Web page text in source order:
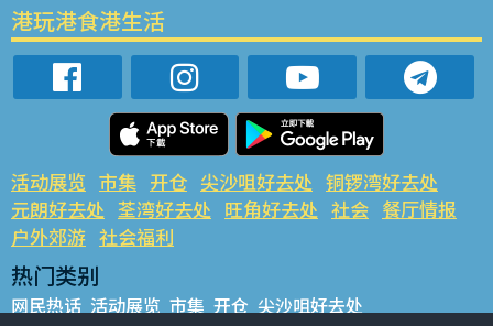
港玩港食港生活
活动展览 市集 开仓 尖沙咀好去处 铜锣湾好去处
元朗好去处 荃湾好去处 旺角好去处 社会 餐厅情报
户外郊游 社会福利
热门类别
网民热话 活动展览 市集 开仓 尖沙咀好去处